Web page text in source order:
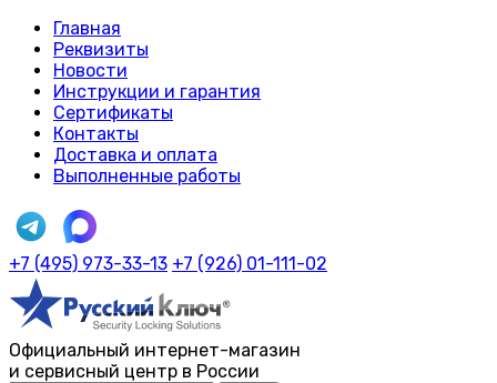
Главная
Реквизиты
Новости
Инструкции и гарантия
Сертификаты
Контакты
Доставка и оплата
Выполненные работы
+7 (495) 973-33-13 +7 (926) 01-111-02
Официальный интернет-магазин
и сервисный центр в России